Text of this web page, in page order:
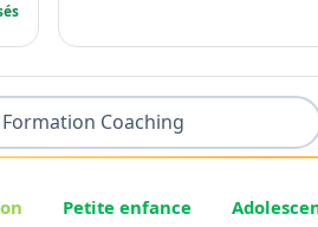
Formation Coaching
Petite enfance